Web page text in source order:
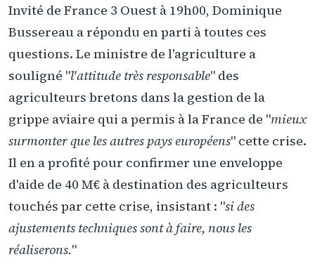
Invité de France 3 Ouest à 19h00, Dominique
Bussereau a répondu en parti à toutes ces
questions. Le ministre de l'agriculture a
souligné "l'attitude très responsable" des
agriculteurs bretons dans la gestion de la
grippe aviaire qui a permis à la France de "mieux
surmonter que les autres pays européens" cette crise.
Il en a profité pour confirmer une enveloppe
d'aide de 40 M€ à destination des agriculteurs
touchés par cette crise, insistant : "si des
ajustements techniques sont à faire, nous les
réaliserons."